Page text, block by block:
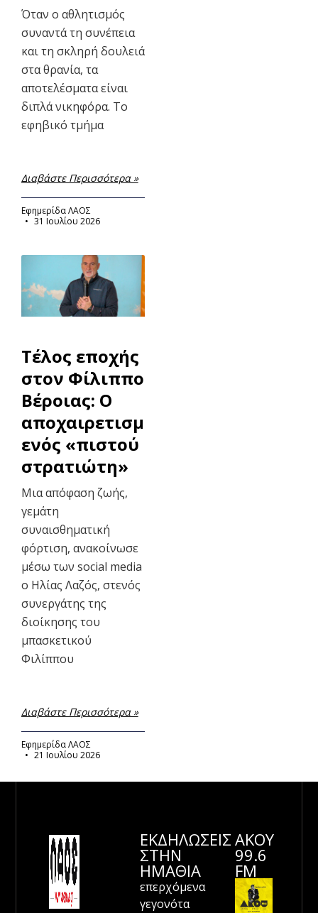
Όταν ο αθλητισμός
συναντά τη συνέπεια
και τη σκληρή δουλειά
στα θρανία, τα
αποτελέσματα είναι
διπλά νικηφόρα. Το
εφηβικό τμήμα
Διαβάστε Περισσότερα »
Εφημερίδα ΛΑΟΣ
31 Ιουλίου 2026
Τέλος εποχής
στον Φίλιππο
Βέροιας: Ο
αποχαιρετισμός
ενός «πιστού
στρατιώτη»
Μια απόφαση ζωής,
γεμάτη
συναισθηματική
φόρτιση, ανακοίνωσε
μέσω των social media
ο Ηλίας Λαζός, στενός
συνεργάτης της
διοίκησης του
μπασκετικού
Φιλίππου
Διαβάστε Περισσότερα »
Εφημερίδα ΛΑΟΣ
21 Ιουλίου 2026
ΕΚΔΗΛΩΣΕΙΣ
ΣΤΗΝ
ΗΜΑΘΊΑ
επερχόμενα
γεγονότα
ΑΚΟΥ
99.6
FM